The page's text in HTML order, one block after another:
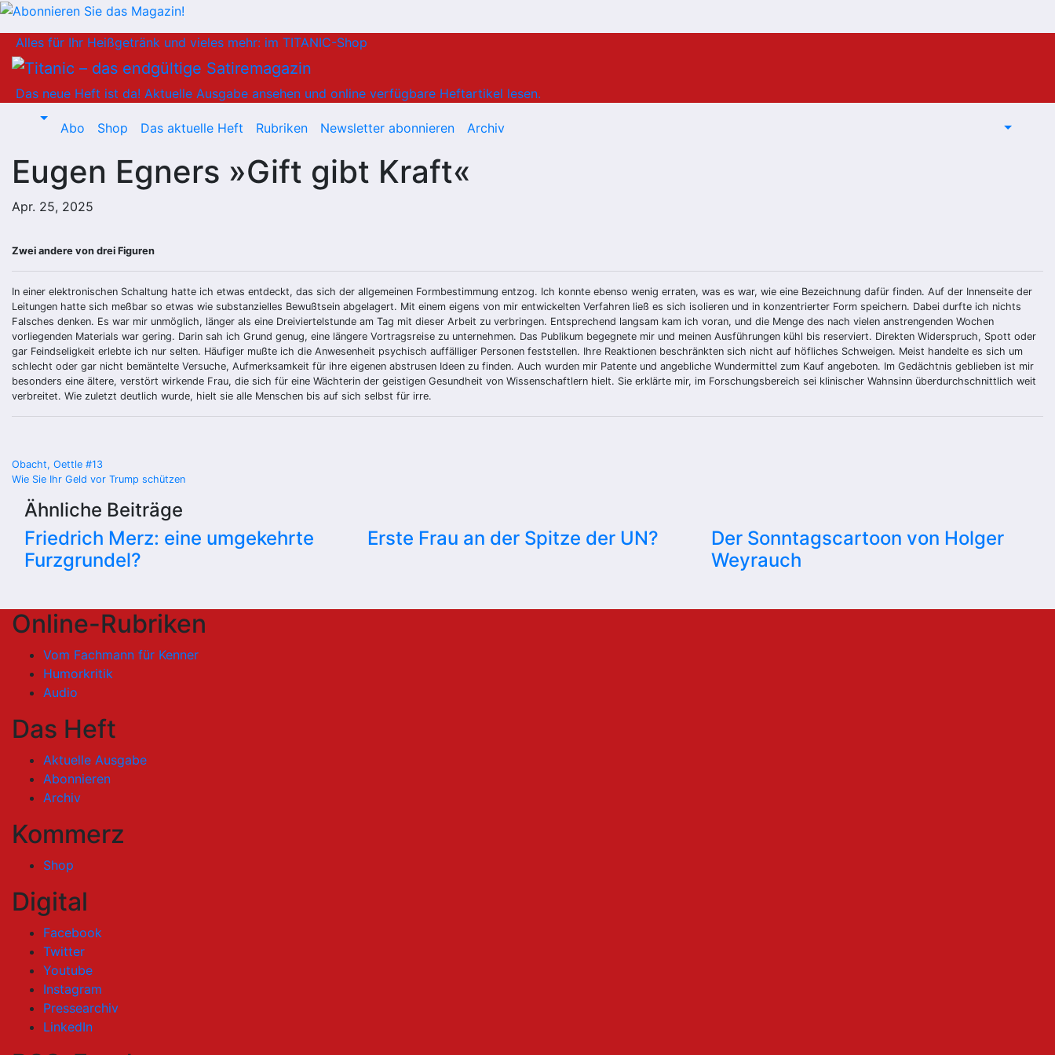
Inhalt
springen
Alles für Ihr Heißgetränk und vieles mehr: im TITANIC-Shop
Das neue Heft ist da! Aktuelle Ausgabe ansehen und online verfügbare Heftartikel lesen.
Abo Shop Das aktuelle Heft Rubriken Newsletter abonnieren Archiv
Eugen Egners »Gift gibt Kraft«
Apr. 25, 2025
Zwei andere von drei Figuren
In einer elektronischen Schaltung hatte ich etwas entdeckt, das sich der allgemeinen Formbestimmung entzog. Ich konnte ebenso wenig erraten, was es war, wie eine Bezeichnung dafür finden. Auf der Innenseite der
Leitungen hatte sich meßbar so etwas wie substanzielles Bewußtsein abgelagert. Mit einem eigens von mir entwickelten Verfahren ließ es sich isolieren und in konzentrierter Form speichern. Dabei durfte ich nichts
Falsches denken. Es war mir unmöglich, länger als eine Dreiviertelstunde am Tag mit dieser Arbeit zu verbringen. Entsprechend langsam kam ich voran, und die Menge des nach vielen anstrengenden Wochen
vorliegenden Materials war gering. Darin sah ich Grund genug, eine längere Vortragsreise zu unternehmen. Das Publikum begegnete mir und meinen Ausführungen kühl bis reserviert. Direkten Widerspruch, Spott oder
gar Feindseligkeit erlebte ich nur selten. Häufiger mußte ich die Anwesenheit psychisch auffälliger Personen feststellen. Ihre Reaktionen beschränkten sich nicht auf höfliches Schweigen. Meist handelte es sich um
schlecht oder gar nicht bemäntelte Versuche, Aufmerksamkeit für ihre eigenen abstrusen Ideen zu finden. Auch wurden mir Patente und angebliche Wundermittel zum Kauf angeboten. Im Gedächtnis geblieben ist mir
besonders eine ältere, verstört wirkende Frau, die sich für eine Wächterin der geistigen Gesundheit von Wissenschaftlern hielt. Sie erklärte mir, im Forschungsbereich sei klinischer Wahnsinn überdurchschnittlich weit
verbreitet. Wie zuletzt deutlich wurde, hielt sie alle Menschen bis auf sich selbst für irre.
Beitragsnavigation
Obacht, Oettle #13
Wie Sie Ihr Geld vor Trump schützen
Ähnliche Beiträge
Friedrich Merz: eine umgekehrte
Furzgrundel?
Erste Frau an der Spitze der UN?
Der Sonntagscartoon von Holger
Weyrauch
Online-Rubriken
Vom Fachmann für Kenner
Humorkritik
Audio
Das Heft
Aktuelle Ausgabe
Abonnieren
Archiv
Kommerz
Shop
Digital
Facebook
Twitter
Youtube
Instagram
Pressearchiv
LinkedIn